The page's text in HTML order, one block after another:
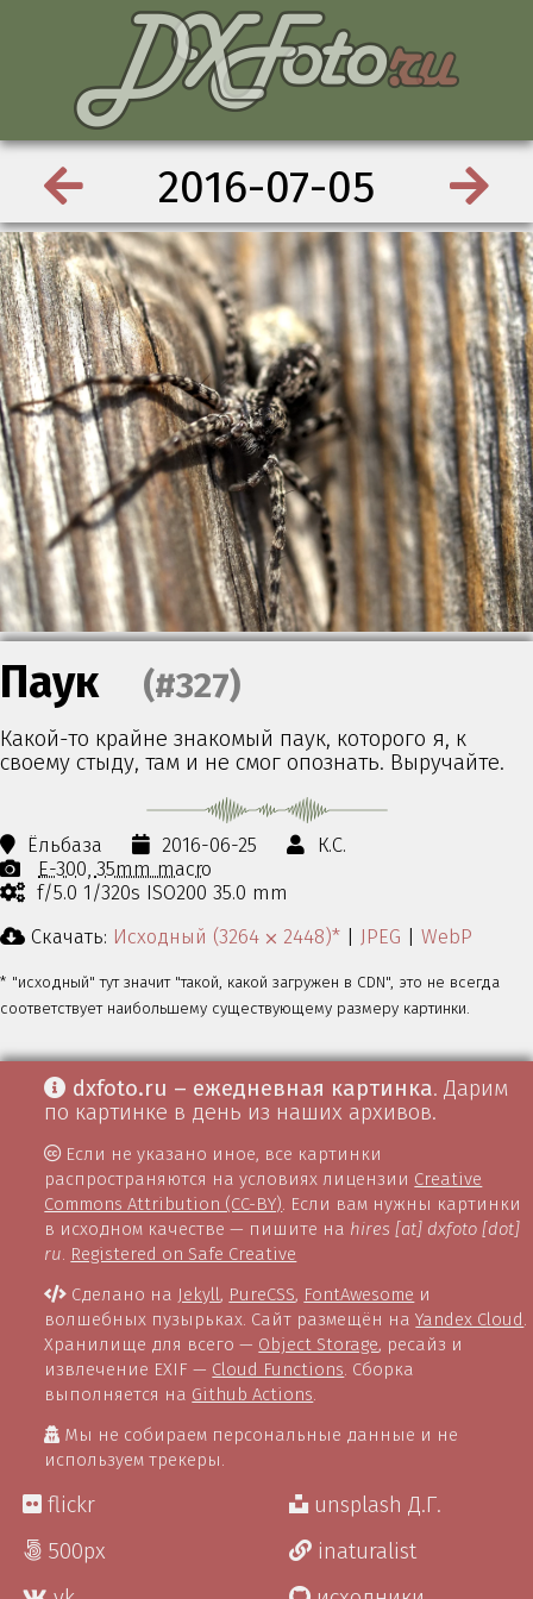
2016-07-05
Паук (#327)
Какой-то крайне знакомый паук, которого я, к
своему стыду, там и не смог опознать. Выручайте.
Ёльбаза 2016-06-25
К.С.
E-300 35mm macro
f/5.0 1/320s ISO200 35.0 mm
Скачать: Исходный (3264 ⨉ 2448)* | JPEG | WebP
* "исходный" тут значит "такой, какой загружен в CDN", это не всегда
соответствует наибольшему существующему размеру картинки.
dxfoto.ru – ежедневная картинка. Дарим
по картинке в день из наших архивов.
Если не указано иное, все картинки
распространяются на условиях лицензии Creative
Commons Attribution (CC-BY) . Если вам нужны картинки
в исходном качестве — пишите на hires [at] dxfoto [dot]
ru Registered on Safe Creative
Сделано на Jekyll, PureCSS, FontAwesome и
волшебных пузырьках. Сайт размещён наYandex Cloud
Хранилище для всего — Object Storage, ресайз и
извлечение EXIF — Cloud Functions . Сборка
выполняется на Github Actions
Мы не собираем персональные данные и не
используем трекеры.
flickr
500px
unsplash Д.Г.
inaturalist